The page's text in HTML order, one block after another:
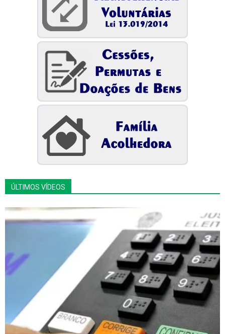
ÚLTIMOS VÍDEOS